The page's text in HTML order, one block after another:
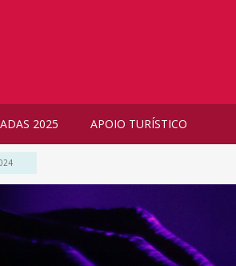
2025 APOIO TURÍSTICO